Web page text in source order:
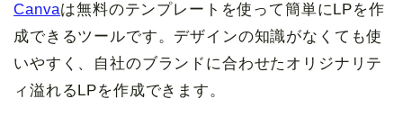
Canvaは無料のテンプレートを使って簡単にLPを作
成できるツールです。デザインの知識がなくても使
いやすく、自社のブランドに合わせたオリジナリテ
ィ溢れるLPを作成できます。